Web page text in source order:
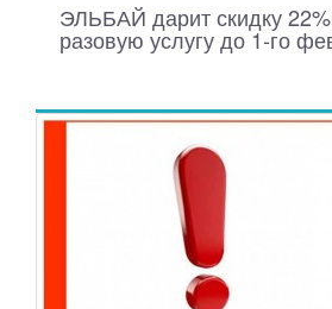
ЭЛЬБАЙ дарит скидку
разовую услугу до 1-го